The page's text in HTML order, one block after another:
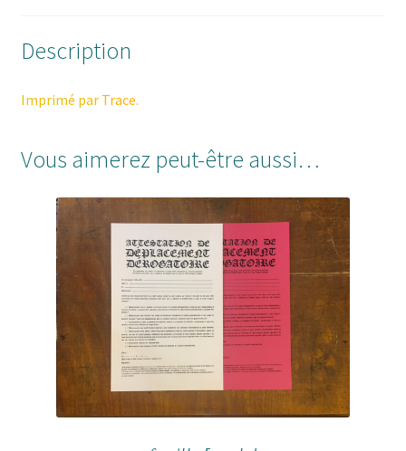
Description
Imprimé par Trace.
Vous aimerez peut-être aussi…